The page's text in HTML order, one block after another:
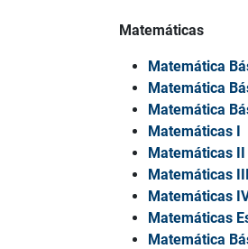
Matemáticas
Matemática
Matemática
Matemática
Matemáticas I
Matemáticas II
Matemáticas III
Matemáticas
Matemáticas
Matemática